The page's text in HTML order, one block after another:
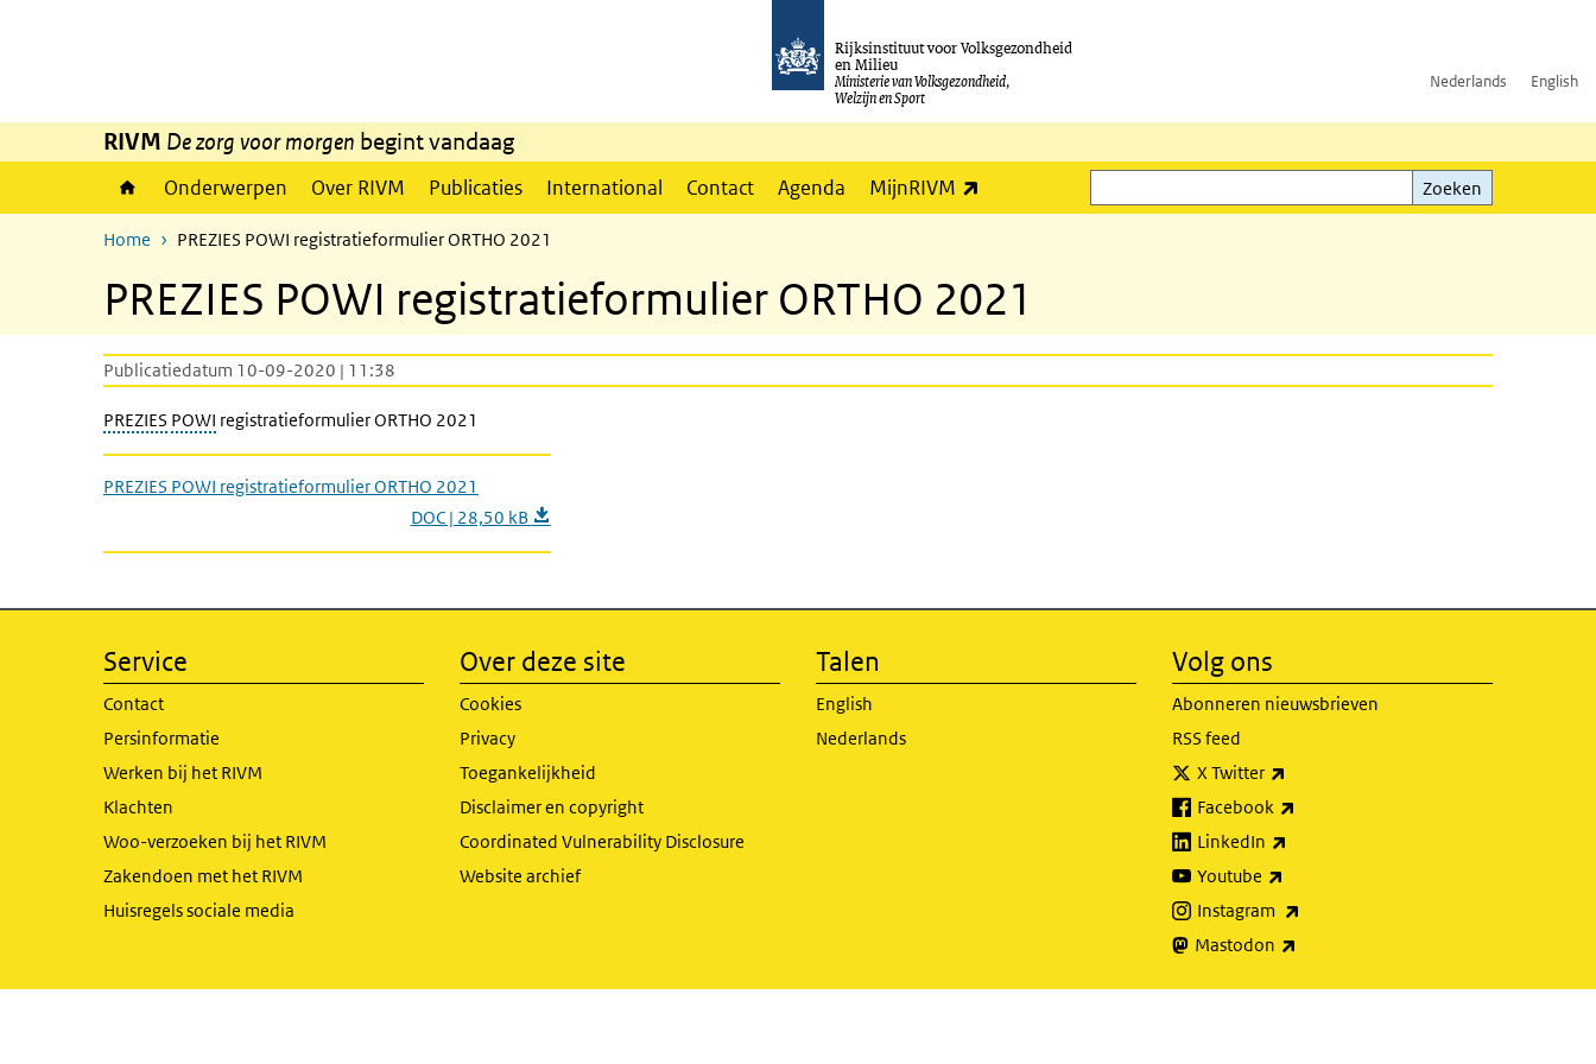
Rijksinstituut voor Volksgezondheid
en Milieu
Ministerie van Volksgezondheid,
Welzijn en Sport
Nederlands English
RIVM De zorg voor morgen begint vandaag
Onderwerpen Over RIVM Publicaties International Contact Agenda MijnRIVM
Zoeken
Zoeken
Home PREZIES POWI registratieformulier ORTHO 2021
PREZIES POWI registratieformulier ORTHO 2021
Publicatiedatum 10-09-2020 | 11:38
PREZIES POWI registratieformulier ORTHO 2021
PREZIES POWI registratieformulier ORTHO 2021
DOC | 28,50 kB
Service
Contact
Persinformatie
Werken bij het RIVM
Klachten
Woo-verzoeken bij het RIVM
Zakendoen met het RIVM
Huisregels sociale media
Over deze site
Cookies
Privacy
Toegankelijkheid
Disclaimer en copyright
Coordinated Vulnerability Disclosure
Website archief
Talen
English
Nederlands
Volg ons
Abonneren nieuwsbrieven
RSS feed
X Twitter
Facebook
LinkedIn
Youtube
Instagram
Mastodon